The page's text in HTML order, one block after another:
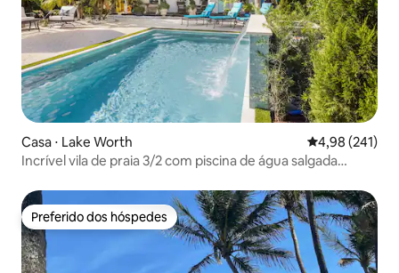
Casa ⋅ Lake Worth 4,98 de uma
4,98 (241)
Incrível vila de praia 3/2 com piscina de água salgada
Preferido dos hóspedes
Preferido dos hóspedes